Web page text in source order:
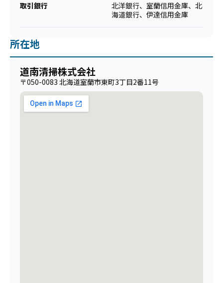
取引銀行
北洋銀行、室蘭信用金庫、北
海道銀行、伊達信用金庫
所在地
道南清掃株式会社
〒050-0083 北海道室蘭市東町3丁目2番11号